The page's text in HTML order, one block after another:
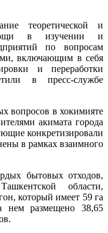
теоретической и
в изучении и
по вопросам
включающим в себя
и переработки
в пресс-службе
вопросов в хокимияте
акимата города
конкретизировали
в рамках взаимного
бытовых отходов,
области,
который имеет 59 га
нем размещено 38,65